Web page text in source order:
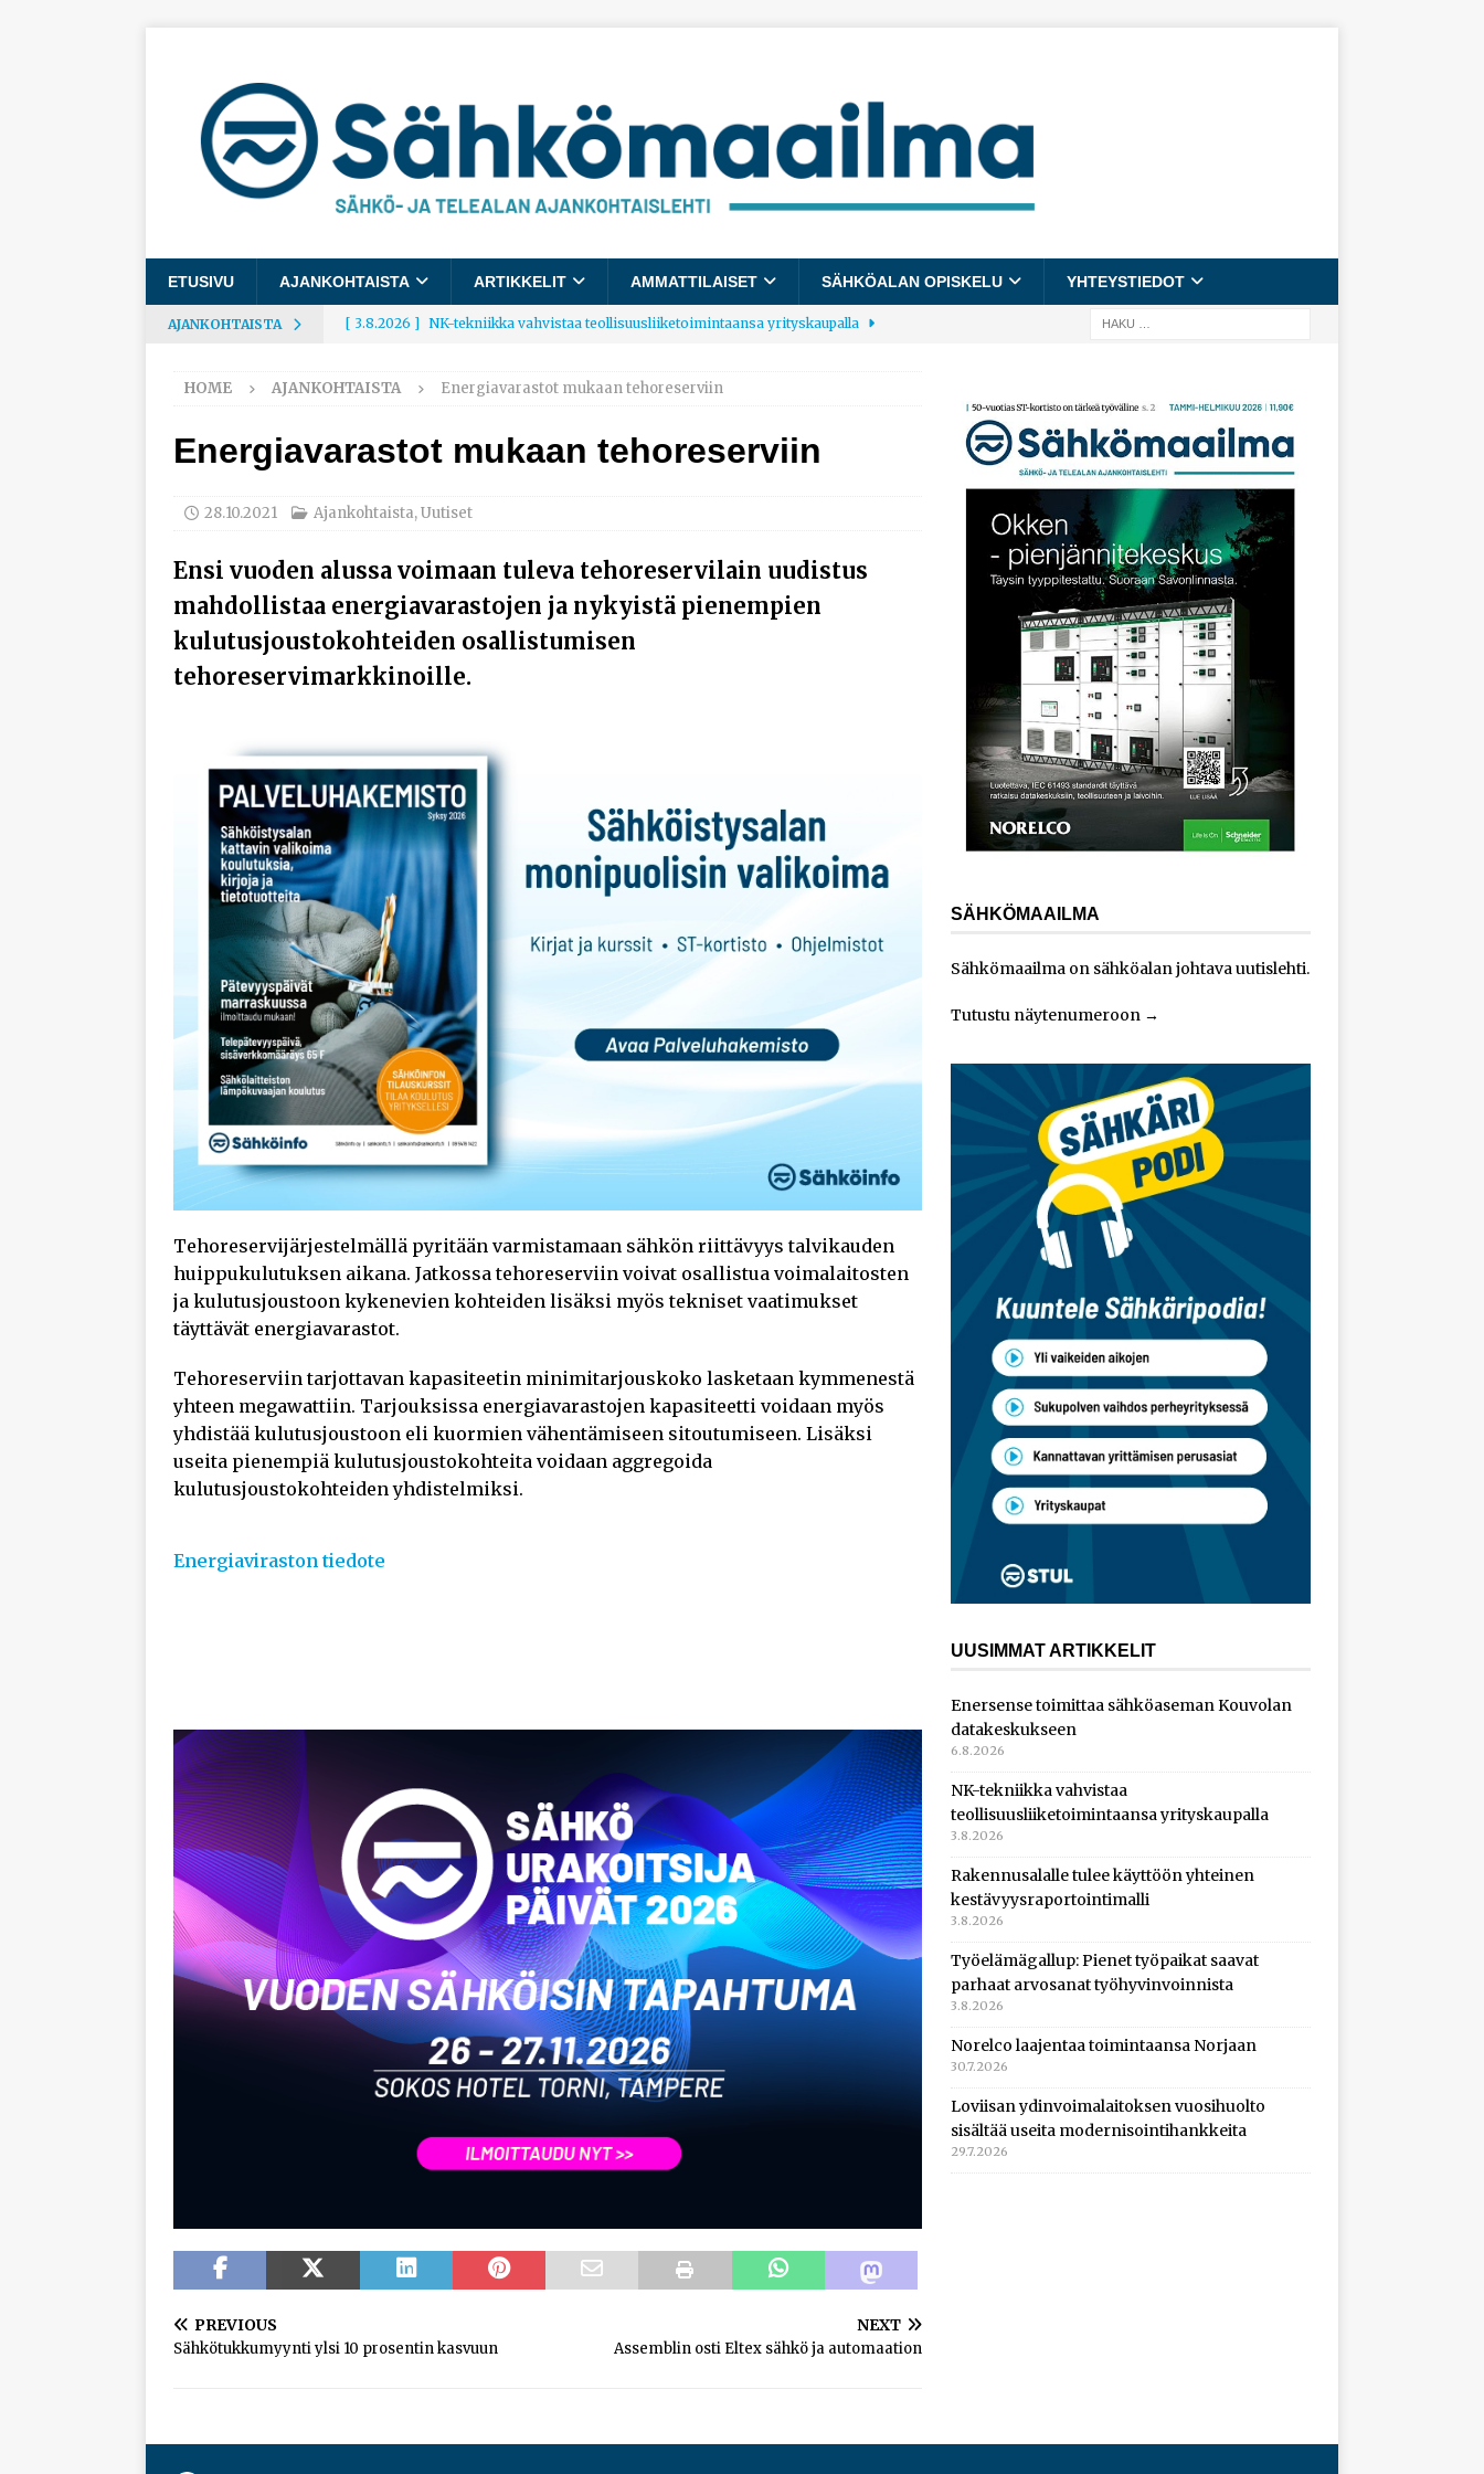
ETUSIVU AJANKOHTAISTA ARTIKKELIT AMMATTILAISET SÄHKÖALAN OPISKELU YHTEYSTIEDOT
AJANKOHTAISTA [ 3.8.2026 ] NK-tekniikka vahvistaa teollisuusliiketoimintaansa yrityskaupalla
[ 3.8.2026 ] Rakennusalalle tulee käyttöön yhteinen kestävyysraportointimalli
työhyvinvoinnista
modernisointihankkeita AJANKOHTAISTA
HOME AJANKOHTAISTA Energiavarastot mukaan tehoreserviin
Energiavarastot mukaan tehoreserviin
28.10.2021 Ajankohtaista,Uutiset
Ensi vuoden alussa voimaan tuleva tehoreservilain uudistus
mahdollistaa energiavarastojen ja nykyistä pienempien
kulutusjoustokohteiden osallistumisen
tehoreservimarkkinoille.
Tehoreservijärjestelmällä pyritään varmistamaan sähkön riittävyys talvikauden
huippukulutuksen aikana. Jatkossa tehoreserviin voivat osallistua voimalaitosten
ja kulutusjoustoon kykenevien kohteiden lisäksi myös tekniset vaatimukset
täyttävät energiavarastot.
Tehoreserviin tarjottavan kapasiteetin minimitarjouskoko lasketaan kymmenestä
yhteen megawattiin. Tarjouksissa energiavarastojen kapasiteetti voidaan myös
yhdistää kulutusjoustoon eli kuormien vähentämiseen sitoutumiseen. Lisäksi
useita pienempiä kulutusjoustokohteita voidaan aggregoida
kulutusjoustokohteiden yhdistelmiksi.
Energiaviraston tiedote
PREVIOUS
Sähkötukkumyynti ylsi 10 prosentin kasvuun
NEXT
Assemblin osti Eltex sähkö ja automaation
SÄHKÖMAAILMA
Sähkömaailma on sähköalan johtava uutislehti.
Tutustu näytenumeroon→
UUSIMMAT ARTIKKELIT
Enersense toimittaa sähköaseman Kouvolan
datakeskukseen
6.8.2026
NK-tekniikka vahvistaa
teollisuusliiketoimintaansa yrityskaupalla
3.8.2026
Rakennusalalle tulee käyttöön yhteinen
kestävyysraportointimalli
3.8.2026
Työelämägallup: Pienet työpaikat saavat
parhaat arvosanat työhyvinvoinnista
3.8.2026
Norelco laajentaa toimintaansa Norjaan
30.7.2026
Loviisan ydinvoimalaitoksen vuosihuolto
sisältää useita modernisointihankkeita
29.7.2026